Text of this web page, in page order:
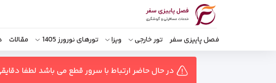
فصل پاییزی سفر تور خارجی ویزا تورهای نورورز 1405 مقالات
در حال حاضر ارتباط با سرور قطع می باشد لطفا